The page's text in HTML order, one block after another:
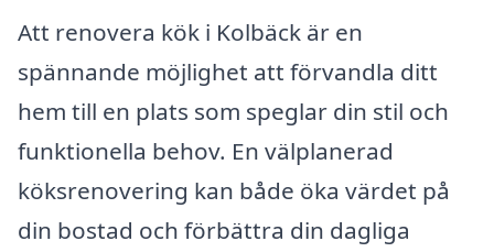
Att renovera kök i Kolbäck är en
spännande möjlighet att förvandla ditt
hem till en plats som speglar din stil och
funktionella behov. En välplanerad
köksrenovering kan både öka värdet på
din bostad och förbättra din dagliga